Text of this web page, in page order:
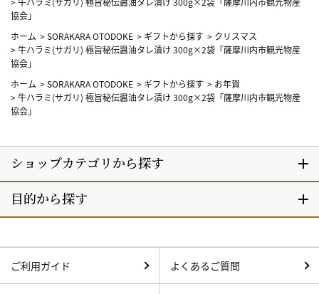
協会」
ホーム >SORAKARA OTODOKE > ギフトから探す > クリスマス
>牛ハラミ(サガリ) 極旨秘伝醤油タレ漬け 300g×2袋「薩摩川内市観光物産
協会」
ホーム >SORAKARA OTODOKE > ギフトから探す > お年賀
>牛ハラミ(サガリ) 極旨秘伝醤油タレ漬け 300g×2袋「薩摩川内市観光物産
協会」
ご利用ガイド よくあるご質問